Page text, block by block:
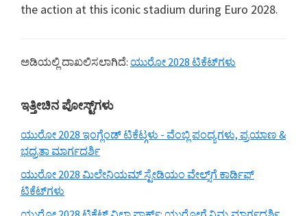
the action at this iconic stadium during Euro 2028.
ಅಡಿಯಲ್ಲಿ ದಾಖಲಿಸಲಾಗಿದೆ: ಯುರೋ 2028 ಟಿಕೆಟ್‌ಗಳು
ಪ್ರಾಥಮಿಕ
ಅಡ್ಡಪಟ್ಟಿ
ಇತ್ತೀಚಿನ ಪೋಸ್ಟ್‌ಗಳು
ಯುರೋ 2028 ಇಂಗ್ಲೆಂಡ್ ಟಿಕೆಟ್ಗಳು - ವೆಂಬ್ಲಿ ಪಂದ್ಯಗಳು, ಪ್ರಯಾಣ &
ಭದ್ರತಾ ಮಾರ್ಗದರ್ಶಿ
ಯುರೋ 2028 ಮಿಲೇನಿಯಮ್ ಸ್ಟೇಡಿಯಂ ವೇಲ್ಸ್‌ಗೆ ಕಾರ್ಡಿಫ್
ಟಿಕೆಟ್‌ಗಳು